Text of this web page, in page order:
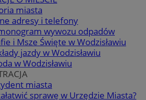
miasta
adresy i telefony
wywozu odpadów
i Msze Święte w Wodzisławiu
jazdy w Wodzisławiu
w Wodzisławiu
miasta
sprawę w Urzędzie Miasta?